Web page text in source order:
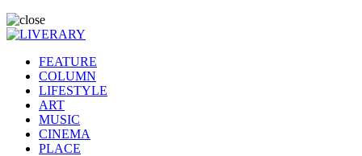
FEATURE
COLUMN
LIFESTYLE
ART
MUSIC
CINEMA
PLACE